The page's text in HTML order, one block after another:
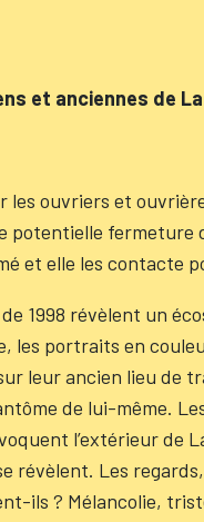
et anciennes de La
ouvriers et
potentielle
et elle les contacte
1998 révèlent un
les portraits en
leur ancien lieu de
de lui-même.
l’extérieur de
révèlent. Les
ils ? Mélancolie,